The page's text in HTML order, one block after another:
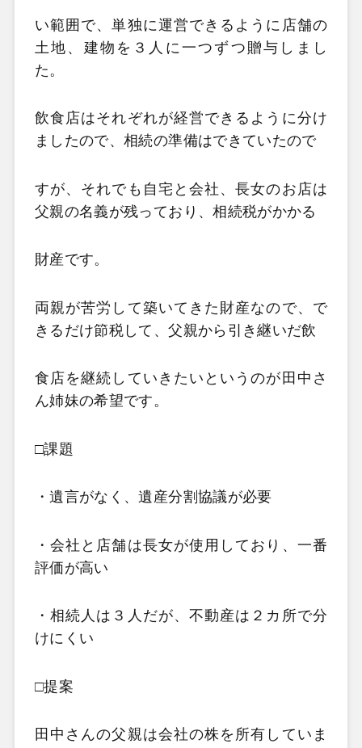
い範囲で、単独に運営できるように店舗の
土地、建物を３人に一つずつ贈与しまし
た。
飲食店はそれぞれが経営できるように分け
ましたので、相続の準備はできていたので
すが、それでも 自宅と会社、長女のお店は
父親の名義が残っており、相続税がかかる
財産です。
両親が苦労して築いてきた財産なので、で
きるだけ節税して、父親から引き継いだ飲
食店を継続して いきたいというのが田中さ
ん姉妹の希望です。
□課題
・遺言がなく、遺産分割協議が必要
・会社と店舗は長女が使用しており、一番
評価が高い
・相続人は３人だが、不動産は２カ所で分
けにくい
□提案
田中さんの父親は会社の株を所有していま